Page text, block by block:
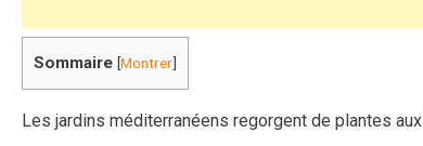
Sommaire [Montrer]
Les jardins méditerranéens regorgent de plantes